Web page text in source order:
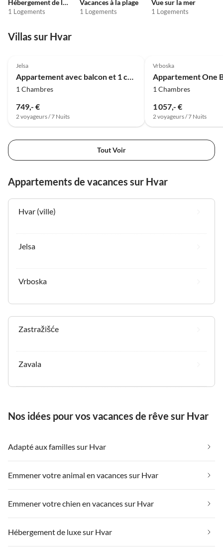
Hébergement de luxe
1 Logements
Vacances à la plage
1 Logements
Vue sur la mer
1 Logements
Villas sur Hvar
Jelsa
Appartement avec balcon et 1 chambre
1 Chambres
749,- €
2 voyageurs / 7 Nuits
Vrboska
1 Chambres
1 057,- €
2 voyageurs / 7 Nuits
Tout Voir
Appartements de vacances sur Hvar
Hvar (ville)
Jelsa
Vrboska
Zastražišće
Zavala
Nos idées pour vos vacances de rêve sur Hvar
Adapté aux familles sur Hvar
Emmener votre animal en vacances sur Hvar
Emmener votre chien en vacances sur Hvar
Hébergement de luxe sur Hvar